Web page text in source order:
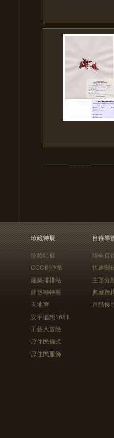
珍藏特展
珍藏特展
CCC創作集
建築排排站
建築轉轉樂
天地宮
安平追想1661
工藝大冒險
原住民儀式
原住民服飾
目錄導
聯合目
快速關
主題分
典藏機
進階搜